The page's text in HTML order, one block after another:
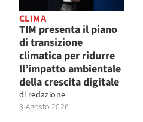
CLIMA
TIM presenta il piano
di transizione
climatica per ridurre
ll’impatto ambientale
della crescita digitale
di redazione
3 Agosto 2026